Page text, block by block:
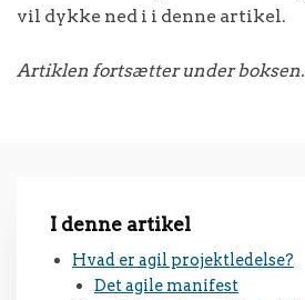
vil dykke ned i i denne artikel.
Artiklen fortsætter under boksen.
I denne artikel
Hvad er agil projektledelse?
Det agile manifest